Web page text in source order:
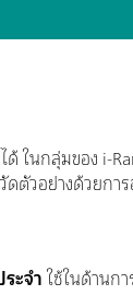
ในกลุ่มของ i-
ตัวอย่างด้วยก
ะจำใช้ในด้านก